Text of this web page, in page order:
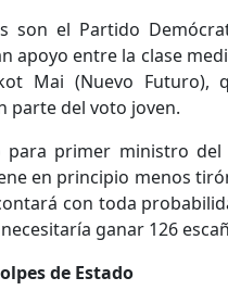
son el Partido
apoyo entre la clase
Mai (Nuevo Futuro),
parte del voto joven.
para primer ministro
en principio menos
con toda
ganar 126
de Estado